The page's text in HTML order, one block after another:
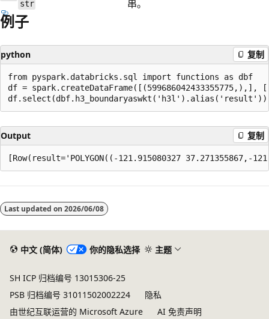
str
串。
例子
python 复制
from pyspark.databricks.sql import functions as dbf
df =
Output 复制
模
式
Last updated on 2026/06/08
中文 (简体) 你的隐私选择 主题
SH ICP 归档编号 13015306-25
PSB 归档编号 31011502002224
隐私
由世纪互联运营的 Microsoft Azure
AI 免责声明